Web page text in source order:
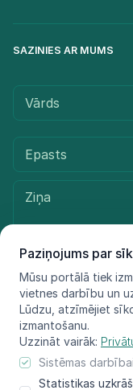
Paziņojums par
Mūsu portālā tiek
vietnes darbību un
Lūdzu, atzīmējiet
izmantošanu.
Uzzināt vairāk:
Sistēmas
Statistikas
SAZINIES AR MUMS
© LIFE FOR SPECIES,
Informācija atspoguļo